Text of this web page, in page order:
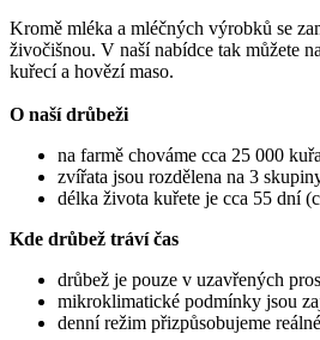
Kromě mléka a mléčných výrobků se
živočišnou. V naší nabídce tak můžete
kuřecí a hovězí maso.
O naší drůbeži
na farmě chováme cca 25 000
zvířata jsou rozdělena na 3
délka života kuřete je cca 55 dní
Kde drůbež tráví čas
drůbež je pouze v uzavřených
mikroklimatické podmínky jsou
denní režim přizpůsobujeme